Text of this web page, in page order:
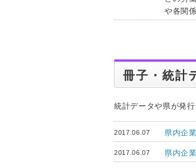
や各関
冊子・統計
統計データや県が発
2017.06.07 県内企
2017.06.07 県内企